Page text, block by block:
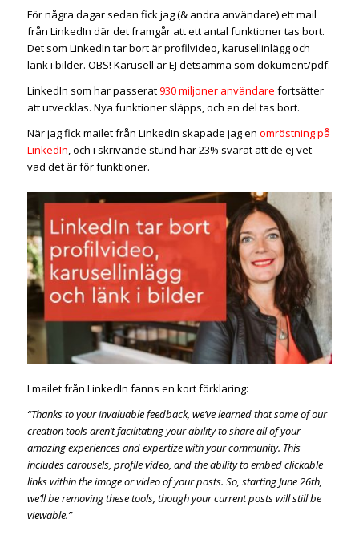
För några dagar sedan fick jag (& andra användare) ett mail
från LinkedIn där det framgår att ett antal funktioner tas bort.
Det som LinkedIn tar bort är profilvideo, karusellinlägg och
länk i bilder. OBS! Karusell är EJ detsamma som dokument/pdf.
LinkedIn som har passerat930 miljoner användare fortsätter
att utvecklas. Nya funktioner släpps, och en del tas bort.
När jag fick mailet från LinkedIn skapade jag en omröstning på
LinkedIn, och i skrivande stund har 23% svarat att de ej vet
vad det är för funktioner.
I mailet från LinkedIn fanns en kort förklaring:
“Thanks to your invaluable feedback, we’ve learned that some of our
creation tools aren’t facilitating your ability to share all of your
amazing experiences and expertize with your community. This
includes carousels, profile video, and the ability to embed clickable
links within the image or video of your posts. So, starting June 26th,
we’ll be removing these tools, though your current posts will still be
viewable.”